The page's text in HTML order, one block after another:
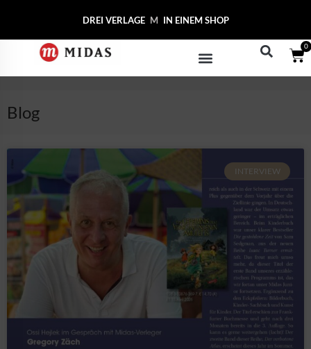
DREI VERLAGE MIDAS CO IN EINEM SHOP
0
Blog
INTERVIEW